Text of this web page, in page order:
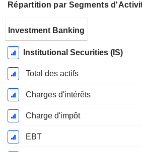
Répartition par Segments
Fiscale:
Décembre
Investment Banking
Institutional Securities (IS)
Total des actifs
Charges d'intérêts
Charge d'impôt
EBT